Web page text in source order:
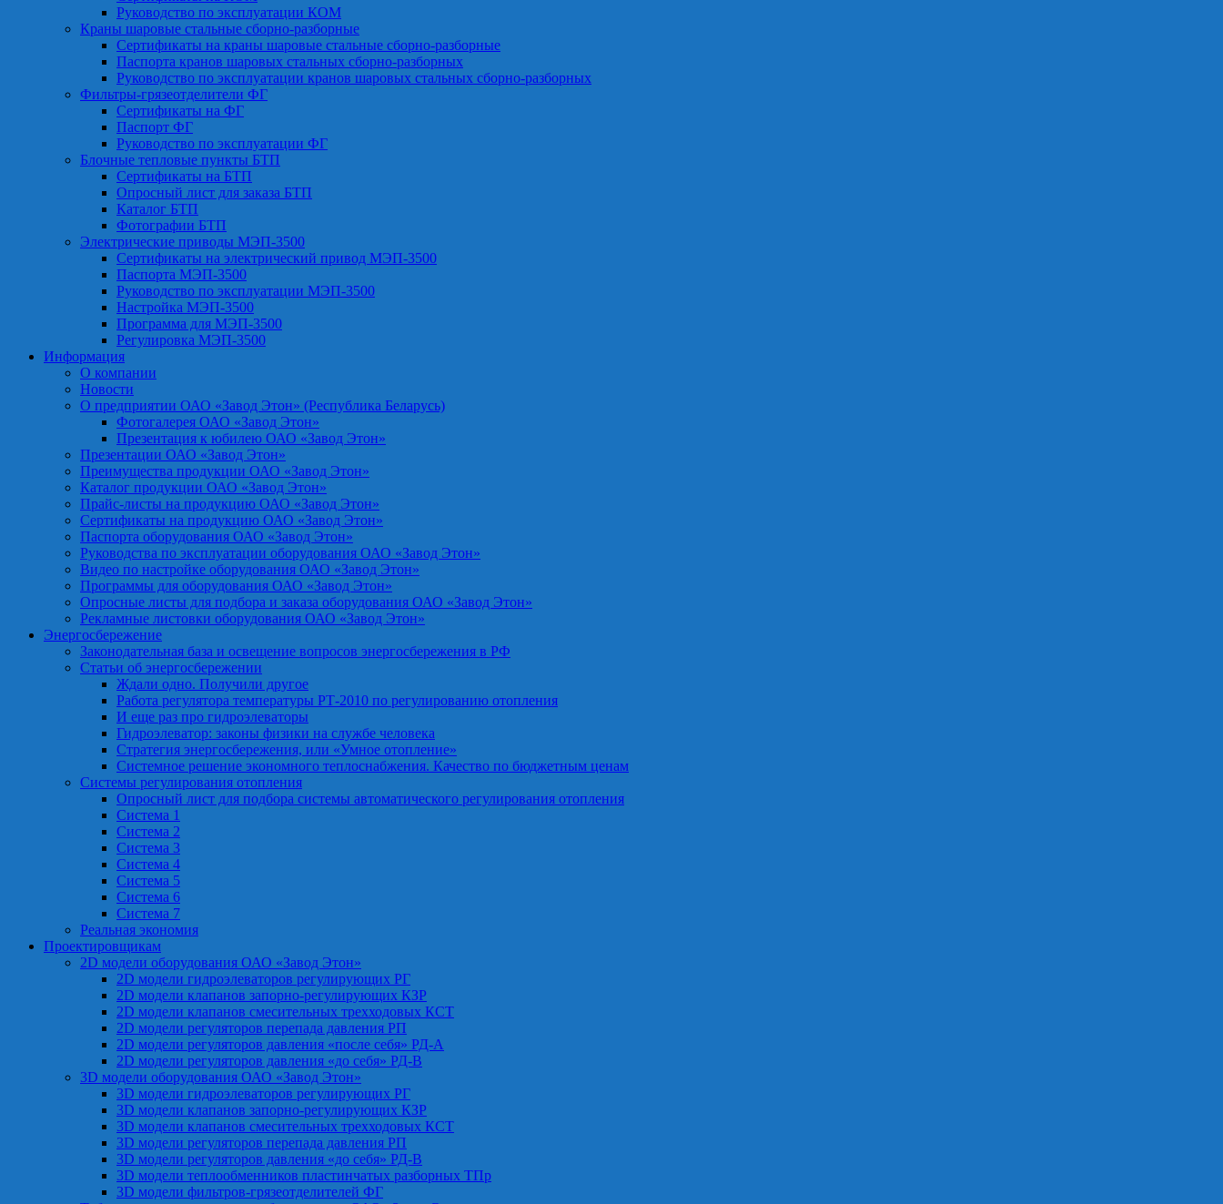
Руководство по эксплуатации КОМ
Краны шаровые стальные сборно-разборные
Сертификаты на краны шаровые стальные сборно-разборные
Паспорта кранов шаровых стальных сборно-разборных
Руководство по эксплуатации кранов шаровых стальных сборно-разборных
Фильтры-грязеотделители ФГ
Сертификаты на ФГ
Паспорт ФГ
Руководство по эксплуатации ФГ
Блочные тепловые пункты БТП
Сертификаты на БТП
Опросный лист для заказа БТП
Каталог БТП
Фотографии БТП
Электрические приводы МЭП-3500
Сертификаты на электрический привод МЭП-3500
Паспорта МЭП-3500
Руководство по эксплуатации МЭП-3500
Настройка МЭП-3500
Программа для МЭП-3500
Регулировка МЭП-3500
Информация
О компании
Новости
О предприятии ОАО «Завод Этон» (Республика Беларусь)
Фотогалерея ОАО «Завод Этон»
Презентация к юбилею ОАО «Завод Этон»
Презентации ОАО «Завод Этон»
Преимущества продукции ОАО «Завод Этон»
Каталог продукции ОАО «Завод Этон»
Прайс-листы на продукцию ОАО «Завод Этон»
Сертификаты на продукцию ОАО «Завод Этон»
Паспорта оборудования ОАО «Завод Этон»
Руководства по эксплуатации оборудования ОАО «Завод Этон»
Видео по настройке оборудования ОАО «Завод Этон»
Программы для оборудования ОАО «Завод Этон»
Опросные листы для подбора и заказа оборудования ОАО «Завод Этон»
Рекламные листовки оборудования ОАО «Завод Этон»
Энергосбережение
Законодательная база и освещение вопросов энергосбережения в РФ
Статьи об энергосбережении
Ждали одно. Получили другое
Работа регулятора температуры РТ-2010 по регулированию отопления
И еще раз про гидроэлеваторы
Гидроэлеватор: законы физики на службе человека
Стратегия энергосбережения, или «Умное отопление»
Системное решение экономного теплоснабжения. Качество по бюджетным ценам
Системы регулирования отопления
Опросный лист для подбора системы автоматического регулирования отопления
Система 1
Система 2
Система 3
Система 4
Система 5
Система 6
Система 7
Реальная экономия
Проектировщикам
2D модели оборудования ОАО «Завод Этон»
2D модели гидроэлеваторов регулирующих РГ
2D модели клапанов запорно-регулирующих КЗР
2D модели клапанов смесительных трехходовых КСТ
2D модели регуляторов перепада давления РП
2D модели регуляторов давления «после себя» РД-А
2D модели регуляторов давления «до себя» РД-В
3D модели оборудования ОАО «Завод Этон»
3D модели гидроэлеваторов регулирующих РГ
3D модели клапанов запорно-регулирующих КЗР
3D модели клапанов смесительных трехходовых КСТ
3D модели регуляторов перепада давления РП
3D модели регуляторов давления «до себя» РД-В
3D модели теплообменников пластинчатых разборных ТПр
3D модели фильтров-грязеотделителей ФГ